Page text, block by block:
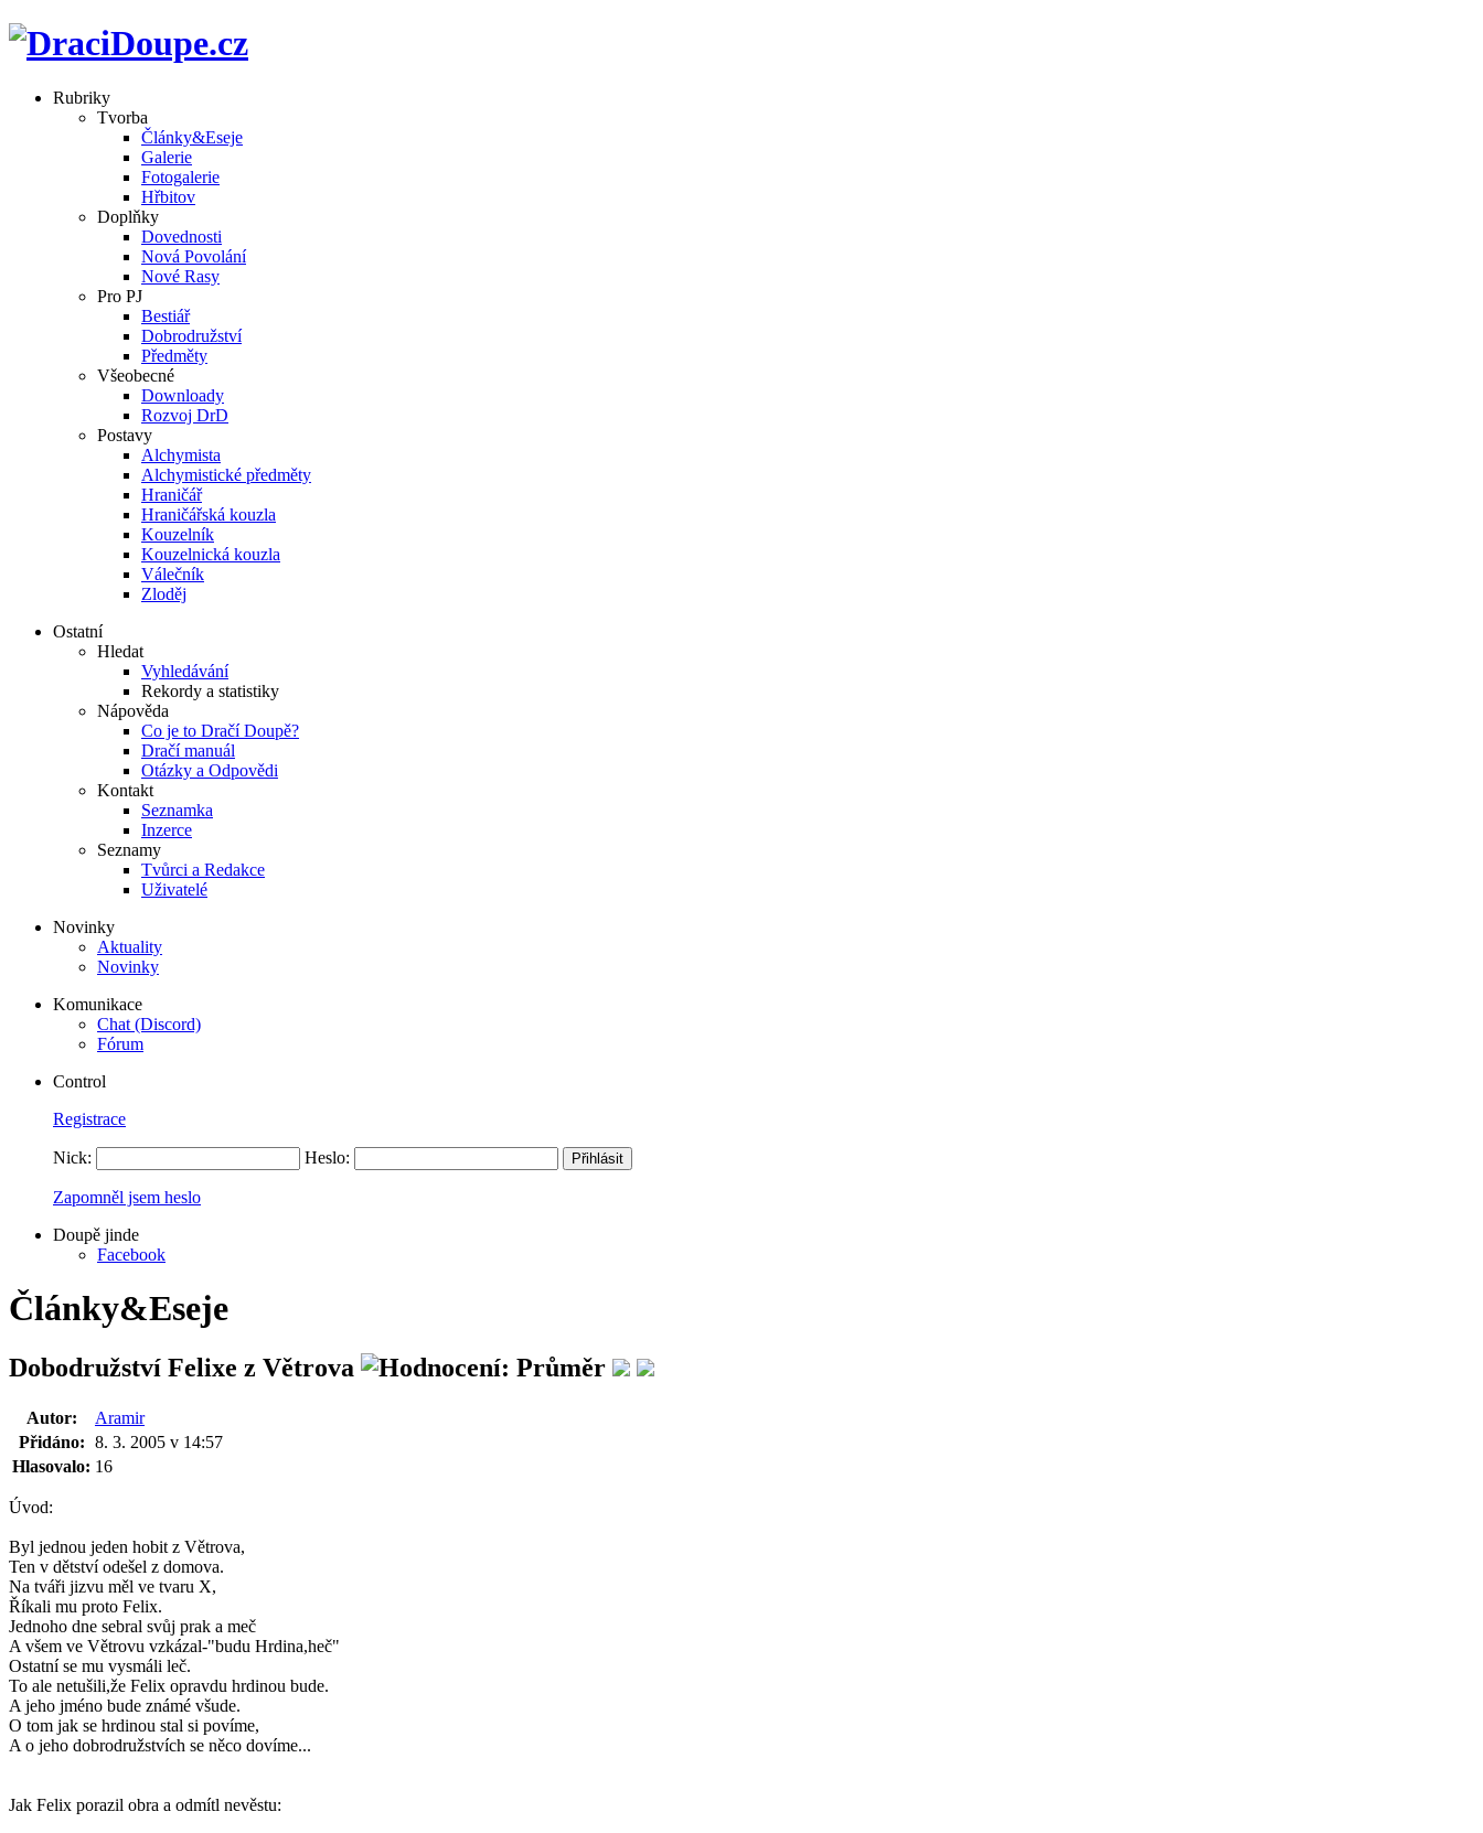
Rubriky
Tvorba
Články&Eseje
Galerie
Fotogalerie
Hřbitov
Doplňky
Dovednosti
Nová Povolání
Nové Rasy
Pro PJ
Bestiář
Dobrodružství
Předměty
Všeobecné
Downloady
Rozvoj DrD
Postavy
Alchymista
Alchymistické předměty
Hraničář
Hraničářská kouzla
Kouzelník
Kouzelnická kouzla
Válečník
Zloděj
Ostatní
Hledat
Vyhledávání
Rekordy a statistiky
Nápověda
Co je to Dračí Doupě?
Dračí manuál
Otázky a Odpovědi
Kontakt
Seznamka
Inzerce
Seznamy
Tvůrci a Redakce
Uživatelé
Novinky
Aktuality
Novinky
Komunikace
Chat (Discord)
Fórum
Control
Registrace
Nick: Heslo:
Zapomněl jsem heslo
Doupě jinde
Facebook
Články&Eseje
Dobodružství Felixe z Větrova
Autor:
Aramir
Přidáno: 8. 3. 2005 v 14:57
Hlasovalo: 16
Úvod:
Byl jednou jeden hobit z Větrova,
Ten v dětství odešel z domova.
Na tváři jizvu měl ve tvaru X,
Říkali mu proto Felix.
Jednoho dne sebral svůj prak a meč
A všem ve Větrovu vzkázal-"budu Hrdina,heč"
Ostatní se mu vysmáli leč.
To ale netušili,že Felix opravdu hrdinou bude.
A jeho jméno bude známé všude.
O tom jak se hrdinou stal si povíme,
A o jeho dobrodružstvích se něco dovíme...
Jak Felix porazil obra a odmítl nevěstu: